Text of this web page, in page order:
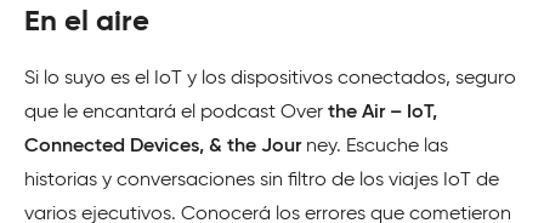
En el aire
Si lo suyo es el IoT y los dispositivos conectados, seguro
que le encantará el podcast Over the Air – IoT,
Connected Devices, & the Jour ney. Escuche las
historias y conversaciones sin filtro de los viajes IoT de
varios ejecutivos. Conocerá los errores que cometieron